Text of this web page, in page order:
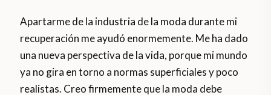
Apartarme de la industria de la moda durante mi
recuperación me ayudó enormemente. Me ha dado
una nueva perspectiva de la vida, porque mi mundo
ya no gira en torno a normas superficiales y poco
realistas. Creo firmemente que la moda debe